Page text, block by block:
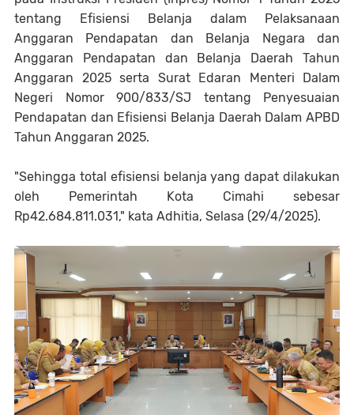
tentang Efisiensi Belanja dalam Pelaksanaan
Anggaran Pendapatan dan Belanja Negara dan
Anggaran Pendapatan dan Belanja Daerah Tahun
Anggaran 2025 serta Surat Edaran Menteri Dalam
Negeri Nomor 900/833/SJ tentang Penyesuaian
Pendapatan dan Efisiensi Belanja Daerah Dalam APBD
Tahun Anggaran 2025.
"Sehingga total efisiensi belanja yang dapat dilakukan
oleh Pemerintah Kota Cimahi sebesar
Rp42.684.811.031," kata Adhitia, Selasa (29/4/2025).